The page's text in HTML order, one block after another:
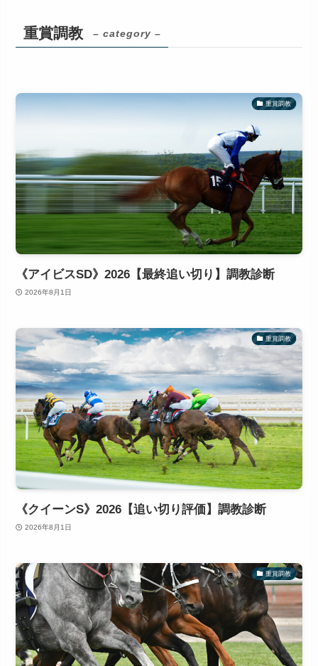
重賞調教 – category –
重賞調教
《アイビスSD》2026【最終追い切り】調教診断
2026年8月1日
重賞調教
《クイーンS》2026【追い切り評価】調教診断
2026年8月1日
重賞調教